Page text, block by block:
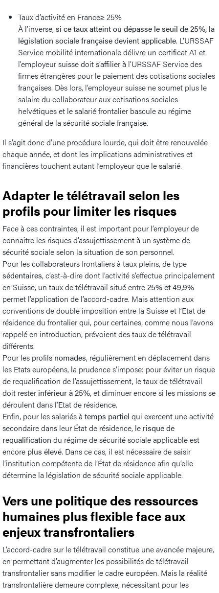
Taux d’activité en France≥ 25%
À l’inverse,si ce taux atteint ou dépasse le seuil de 25%, la
législation sociale française devient applicable. L’URSSAF
Service mobilité internationale délivre un certificat A1 et
l’employeur suisse doit s’affilier à l’URSSAF Service des
firmes étrangères pour le paiement des cotisations sociales
françaises. Dès lors, l’employeur suisse ne soumet plus le
salaire du collaborateur aux cotisations sociales
helvétiques et le salarié frontalier bascule au régime
général de la sécurité sociale française.
Il s’agit donc d’une procédure lourde, qui doit être renouvelée
chaque année, et dont les implications administratives et
financières touchent autant l’employeur que le salarié.
​​​​​Adapter le télétravail selon les
profils pour limiter les risques
Face à ces contraintes, il est important pour l’employeur de
connaître les risques d’assujettissement à un système de
sécurité sociale selon la situation de son personnel.
Pour les collaborateurs frontaliers à taux pleins, de type
sédentaires, c’est-à-dire dont l’activité s’effectue principalement
en Suisse, un taux de télétravail situé entre25% et 49,9%
permet l’application de l’accord-cadre. Mais attention aux
conventions de double imposition entre la Suisse et l’Etat de
résidence du frontalier qui, pour certaines, comme nous l’avons
rappelé en introduction, prévoient des taux de télétravail
différents.
Pour les profils nomades, régulièrement en déplacement dans
les Etats européens, la prudence s’impose: pour éviter un risque
de requalification de l’assujettissement, le taux de télétravail
doit rester inférieur à 25%, et diminuer encore si les missions se
déroulent dans l’Etat de résidence.
Enfin, pour les salariés à temps partiel qui exercent une activité
secondaire dans leur État de résidence, le risque de
requalification du régime de sécurité sociale applicable est
encore plus élevé. Dans ce cas, il est nécessaire de saisir
l’institution compétente de l’État de résidence afin qu’elle
détermine la législation de sécurité sociale applicable.
Vers une politique des ressources
humaines plus flexible face aux
enjeux transfrontaliers
L’accord-cadre sur le télétravail constitue une avancée majeure,
en permettant d’augmenter les possibilités de télétravail
transfrontalier sans modifier le cadre européen. Mais la réalité
transfrontalière demeure complexe, nécessitant pour les